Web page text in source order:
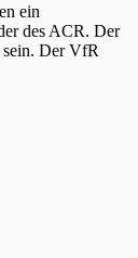
ein
des ACR. Der
Der VfR